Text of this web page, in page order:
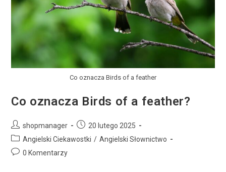
Co oznacza Birds of a feather
Co oznacza Birds of a feather?
shopmanager
20 lutego 2025
Angielski Ciekawostki / Angielski Słownictwo
0 Komentarzy